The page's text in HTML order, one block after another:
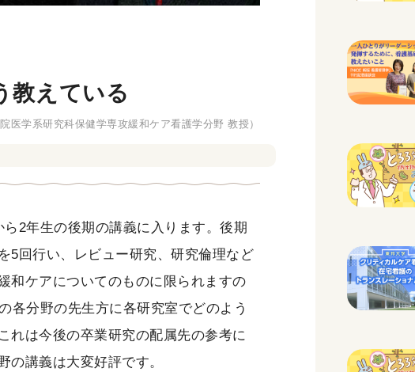
教えている
医学系研究科保健学専攻緩和ケア看護学分野 教授）
2年生の後期の講義に入ります。後期
5回行い、レビュー研究、研究倫理など
和ケアについてのものに限られますの
各分野の先生方に各研究室でどのよう
れは今後の卒業研究の配属先の参考に
の講義は大変好評です。